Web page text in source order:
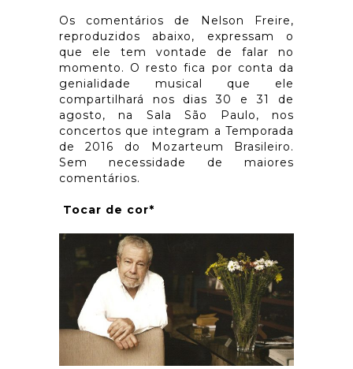
Os comentários de Nelson Freire,
reproduzidos abaixo, expressam o
que ele tem vontade de falar no
momento. O resto fica por conta da
genialidade musical que ele
compartilhará nos dias 30 e 31 de
agosto, na Sala São Paulo, nos
concertos que integram a Temporada
de 2016 do Mozarteum Brasileiro.
Sem necessidade de maiores
comentários.
Tocar de cor*